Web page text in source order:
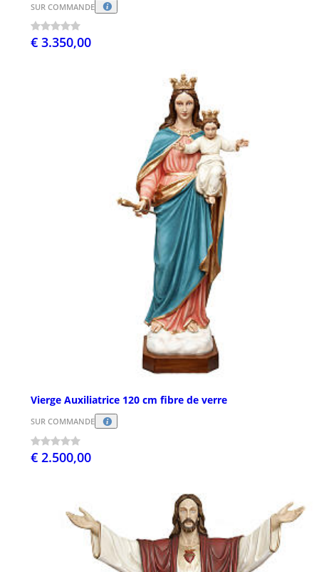
SUR COMMANDE
€ 3.350,00
Vierge Auxiliatrice 120 cm fibre de verre
SUR COMMANDE
€ 2.500,00